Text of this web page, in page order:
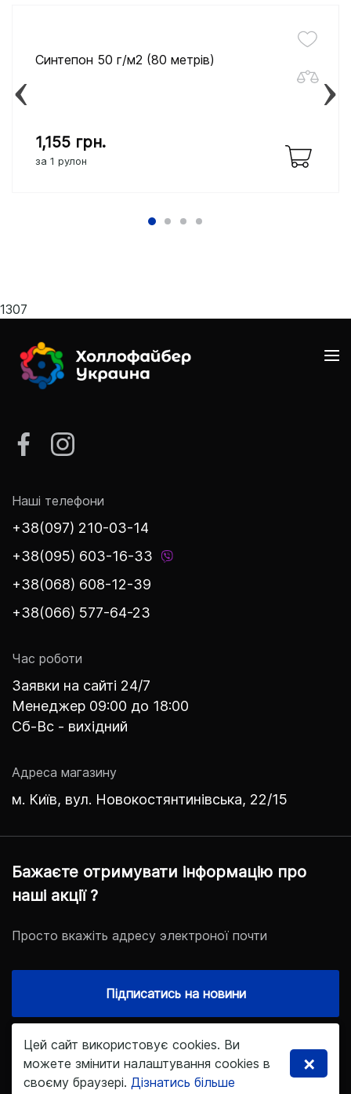
Цей сайт використовує cookies. Ви
можете змінити налаштування cookies в
своєму браузері. Дізнатись більше
×
Синтепон 50 г/м2 (80 метрів)
1,155 грн.
за 1 рулон
1307
Наші телефони
+38(097) 210-03-14
+38(095) 603-16-33
+38(068) 608-12-39
+38(066) 577-64-23
Час роботи
Заявки на сайті 24/7
Менеджер 09:00 до 18:00
Сб-Вс - вихідний
Адреса магазину
м. Київ, вул. Новокостянтинівська, 22/15
Бажаєте отримувати інформацію про
наші акції ?
Просто вкажіть адресу электроної почти
Підписатись на новини
© 2021. Інтернет-магазин холлофайбер.укр
Дизайн та розробка kofelatte.studio